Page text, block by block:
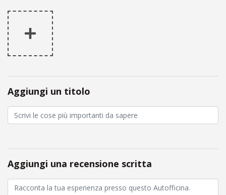
Aggiungi un titolo
Aggiungi una recensione scritta